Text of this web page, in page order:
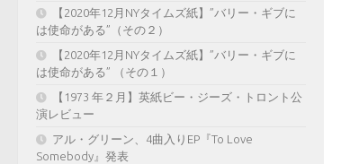
【2020年12月NYタイムズ紙】”バリー・ギブに
は使命がある”（その２）
【2020年12月NYタイムズ紙】”バリー・ギブに
は使命がある” （その１）
【1973 年２月】英紙ビー・ジーズ・トロント公
演レビュー
アル・グリーン、4曲入りEP『To Love
Somebody』発表